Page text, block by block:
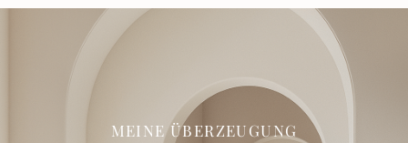
MEINE ÜBERZEUGUNG